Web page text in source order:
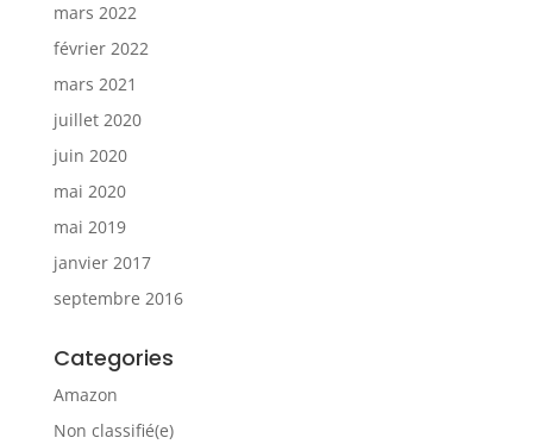
mars 2022
février 2022
mars 2021
juillet 2020
juin 2020
mai 2020
mai 2019
janvier 2017
septembre 2016
Categories
Amazon
Non classifié(e)